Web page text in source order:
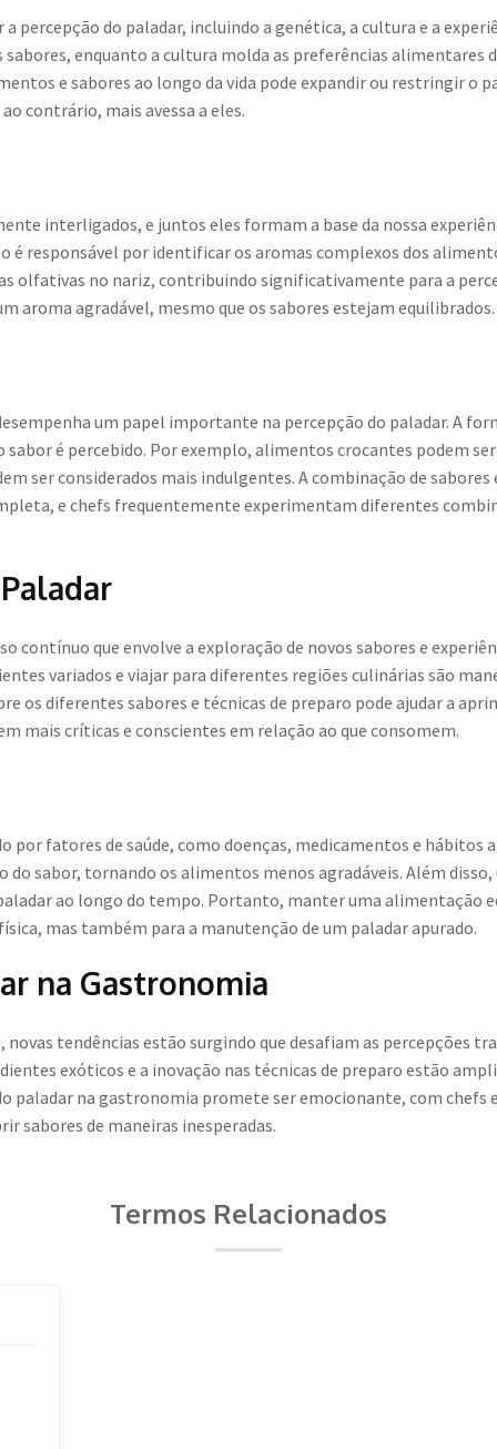
percepção do paladar, incluindo a genética, a cultura e a
enquanto a cultura molda as preferências alimentares
e sabores ao longo da vida pode expandir ou restringir o
contrário, mais avessa a eles.
interligados, e juntos eles formam a base da nossa
é responsável por identificar os aromas complexos dos
olfativas no nariz, contribuindo significativamente para a
aroma agradável, mesmo que os sabores estejam equilibrados.
um papel importante na percepção do paladar. A
é percebido. Por exemplo, alimentos crocantes podem
ser considerados mais indulgentes. A combinação de sabores
e chefs frequentemente experimentam diferentes
contínuo que envolve a exploração de novos sabores e
variados e viajar para diferentes regiões culinárias são
os diferentes sabores e técnicas de preparo pode ajudar a
mais críticas e conscientes em relação ao que consomem.
por fatores de saúde, como doenças, medicamentos e hábitos
do sabor, tornando os alimentos menos agradáveis. Além
ao longo do tempo. Portanto, manter uma alimentação
mas também para a manutenção de um paladar apurado.
na Gastronomia
tendências estão surgindo que desafiam as percepções
exóticos e a inovação nas técnicas de preparo estão
paladar na gastronomia promete ser emocionante, com chefs
sabores de maneiras inesperadas.
Termos Relacionados